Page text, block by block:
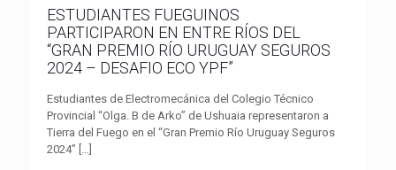
ESTUDIANTES FUEGUINOS
PARTICIPARON EN ENTRE RÍOS DEL
“GRAN PREMIO RÍO URUGUAY SEGUROS
2024 – DESAFIO ECO YPF”
Estudiantes de Electromecánica del Colegio Técnico
Provincial “Olga. B de Arko” de Ushuaia representaron a
Tierra del Fuego en el “Gran Premio Río Uruguay Seguros
2024”